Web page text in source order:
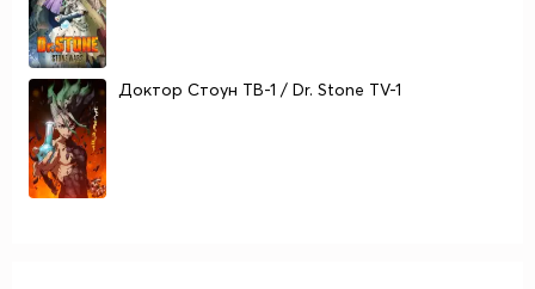
Доктор Стоун ТВ-1 / Dr. Stone TV-1